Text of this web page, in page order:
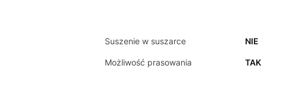
Suszenie w suszarce NIE
Możliwość prasowania TAK